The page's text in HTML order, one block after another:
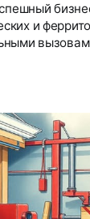
и